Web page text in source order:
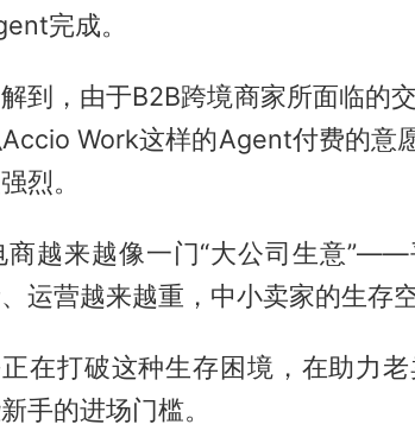
完成。
到，由于B2B跨境商家所面临的
Work这样的Agent付费的意
烈。
商越来越像一门“大公司生意”——
运营越来越重，中小卖家的生存
在打破这种生存困境，在助力
手的进场门槛。